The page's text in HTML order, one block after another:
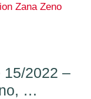
Zana Zeno
15/2022 –
…